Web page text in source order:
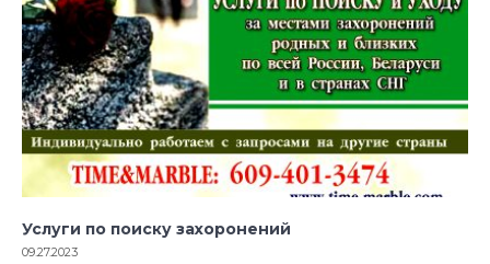
Услуги по поиску захоронений
09.27.2023